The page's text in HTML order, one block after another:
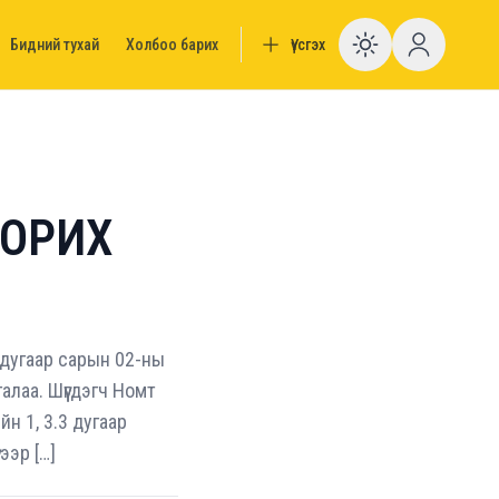
Бидний тухай Холбоо барих Үүсгэх Enable
дугаар сарын 02-ны
Шүүгдэгч Номт
1, 3.3 дугаар
[…]